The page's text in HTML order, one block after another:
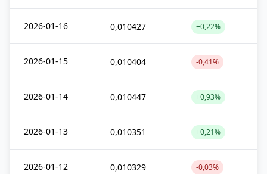
2026-01-16 0,010427 +0,22%
2026-01-15 0,010404 -0,41%
2026-01-14 0,010447 +0,93%
2026-01-13 0,010351 +0,21%
2026-01-12 0,010329 -0,03%